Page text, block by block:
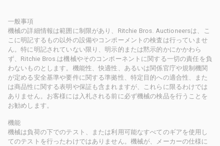
一般事項
機械の詳細情報は範囲に制限があり、Ritchie Bros. Auctioneersは、こ
こに明記するもの以外の設備やコンポーメントの検査は行っていませ
ん。特に明記されていない限り、明示的または黙示的かにかかわら
ず、Ritchie Bros.は機械やそのコンポーネントに関する一切の責任を負
わないものとします。機能性、快適性、あるいは関係官庁や規制機関
が定める安全基準や要件に関する準拠性、特定目的への適合性、また
は商品性に関する表明や保証も含まれますが、これらに限るわけでは
ありません。お客様には入札される前に必ず機械の検品を行うことを
お勧めします。
機能
機械は負荷の下でのテスト、または利用可能なすべてのギアを使用し
てのテストを行ったわけではありません。機械が、メーカーの仕様に